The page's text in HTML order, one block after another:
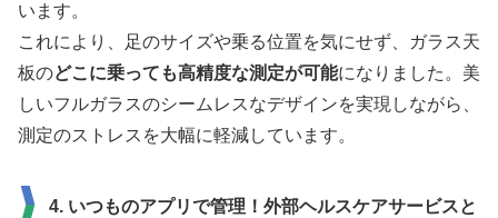
います。
これにより、足のサイズや乗る位置を気にせず、ガラス天
板のどこに乗っても高精度な測定が可能になりました。美
しいフルガラスのシームレスなデザインを実現しながら、
測定のストレスを大幅に軽減しています。
4. いつものアプリで管理！外部ヘルスケアサービスと